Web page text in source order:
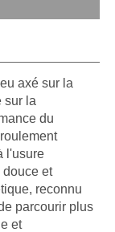
axé sur la
sur la
du
l'usure
douce et
reconnu
parcourir plus
et